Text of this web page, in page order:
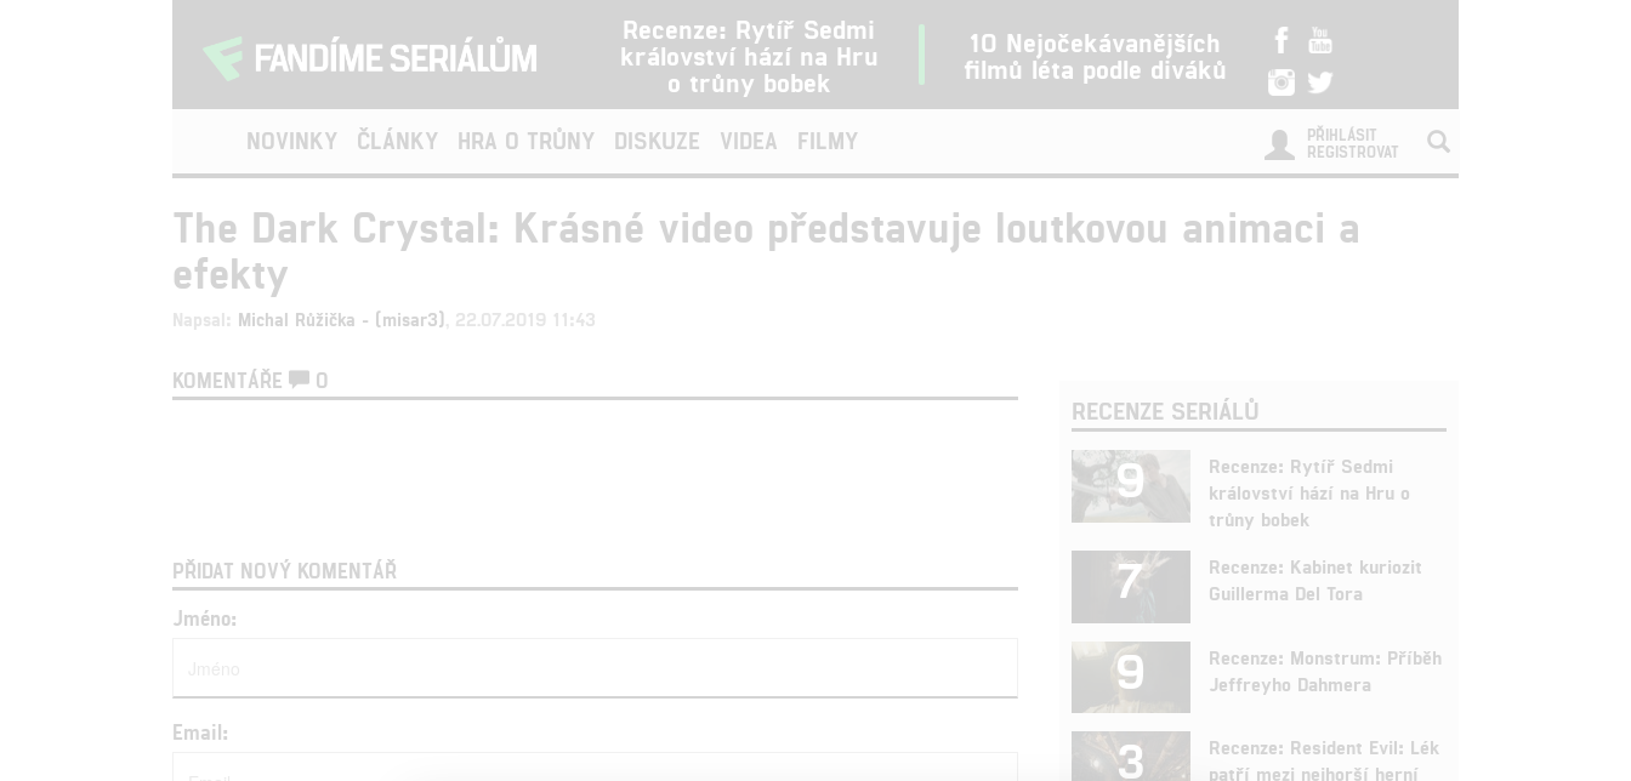
Recenze: Rytíř Sedmi
království hází na Hru
o trůny bobek
10 Nejočekávanějších
filmů léta podle diváků
NOVINKY ČLÁNKY HRA O TRŮNY DISKUZE VIDEA FILMY
PŘIHLÁSIT
REGISTROVAT
The Dark Crystal: Krásné video představuje loutkovou animaci a
efekty
Napsal: Michal Růžička - (misar3) , 22.07.2019 11:43
KOMENTÁŘE 0
PŘIDAT NOVÝ KOMENTÁŘ
Jméno:
Email:
RECENZE SERIÁLŮ
9
Recenze: Rytíř Sedmi
království hází na Hru o
trůny bobek
7
Recenze: Kabinet kuriozit
Guillerma Del Tora
9
Recenze: Monstrum: Příběh
Jeffreyho Dahmera
3
Recenze: Resident Evil: Lék
patří mezi nejhorší herní